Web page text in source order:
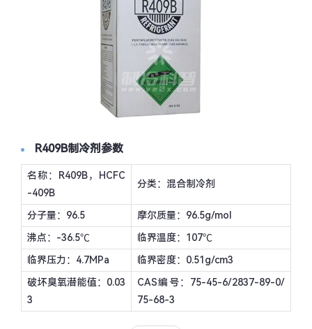
R409B制冷剂参数
名称：R409B，HCFC
-409B
分类：混合制冷剂
分子量：96.5
摩尔质量：96.5g/mol
沸点：-36.5℃
临界温度：107℃
临界压力：4.7MPa
临界密度：0.51g/cm3
破坏臭氧潜能值：0.03
3
CAS编号：75-45-6/2837-89-0/
75-68-3